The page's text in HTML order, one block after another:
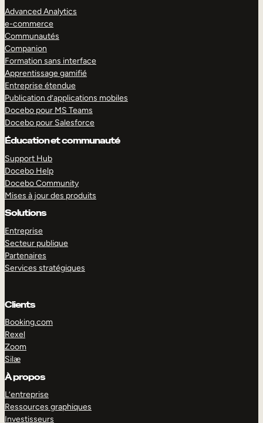
Advanced Analytics
e-commerce
Communautés
Companion
Formation sans interface
Apprentissage gamifié
Entreprise étendue
Publication d’applications mobiles
Docebo pour MS Teams
Docebo pour Salesforce
Éducation et communauté
Support Hub
Docebo Help
Docebo Community
Mises à jour des produits
Solutions
Entreprise
Secteur publique
Partenaires
Services stratégiques
Clients
Booking.com
Rexel
Zoom
Silæ
À propos
L’entreprise
Ressources graphiques
Investisseurs